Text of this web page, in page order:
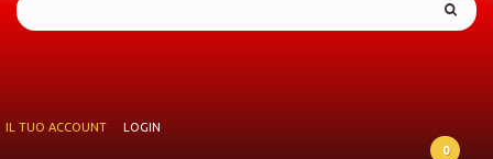
IL TUO ACCOUNT
LOGIN
0